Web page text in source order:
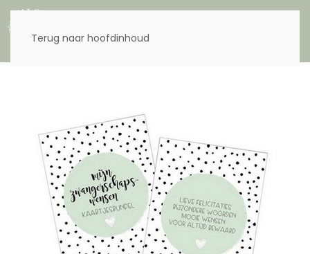
Terug naar hoofdinhoud